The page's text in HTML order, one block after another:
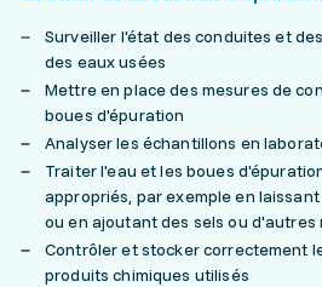
Surveiller l'état des conduites et
des eaux usées
Mettre en place des mesures de
boues d'épuration
Analyser les échantillons en
Traiter l'eau et les boues
appropriés, par exemple en
ou en ajoutant des sels ou d'autres
Contrôler et stocker correctement
produits chimiques utilisés